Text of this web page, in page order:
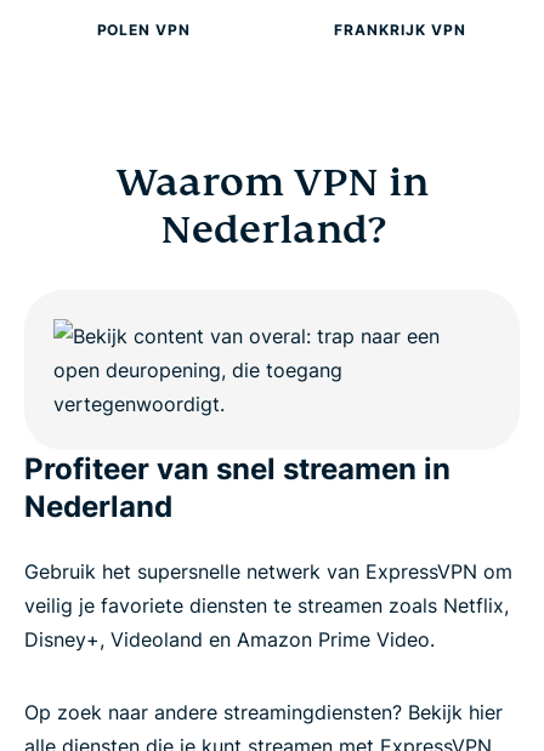
POLEN VPN FRANKRIJK VPN
Waarom VPN in
Nederland?
Profiteer van snel streamen in
Nederland
Gebruik het supersnelle netwerk van ExpressVPN om
veilig je favoriete diensten te streamen zoals Netflix,
Disney+, Videoland en Amazon Prime Video.
Op zoek naar andere streamingdiensten? Bekijk hier
alle diensten die je kunt streamen met ExpressVPN.